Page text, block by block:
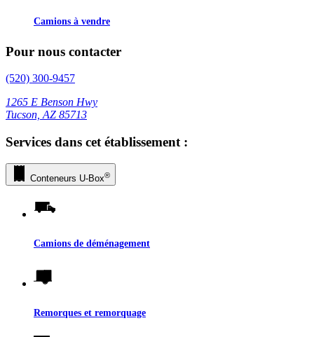
Camions à vendre
Pour nous contacter
(520) 300-9457
1265 E Benson Hwy
Tucson, AZ 85713
Services dans cet établissement :
Conteneurs U-Box®
Camions de déménagement
Remorques et remorquage